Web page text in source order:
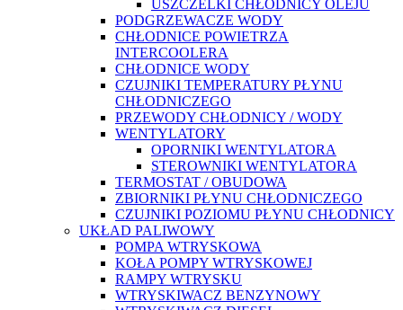
USZCZELKI CHŁODNICY OLEJU
PODGRZEWACZE WODY
CHŁODNICE POWIETRZA
INTERCOOLERA
CHŁODNICE WODY
CZUJNIKI TEMPERATURY PŁYNU
CHŁODNICZEGO
PRZEWODY CHŁODNICY / WODY
WENTYLATORY
OPORNIKI WENTYLATORA
STEROWNIKI WENTYLATORA
TERMOSTAT / OBUDOWA
ZBIORNIKI PŁYNU CHŁODNICZEGO
CZUJNIKI POZIOMU PŁYNU CHŁODNICY
UKŁAD PALIWOWY
POMPA WTRYSKOWA
KOŁA POMPY WTRYSKOWEJ
RAMPY WTRYSKU
WTRYSKIWACZ BENZYNOWY